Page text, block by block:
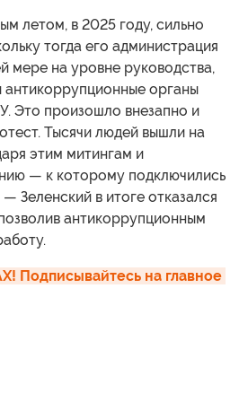
летом, в 2025 году, сильно
тогда его администрация
мере на уровне руководства,
антикоррупционные органы
Это произошло внезапно и
Тысячи людей вышли на
этим митингам и
— к которому подключились
Зеленский в итоге отказался
антикоррупционным
Подписывайтесь на главное